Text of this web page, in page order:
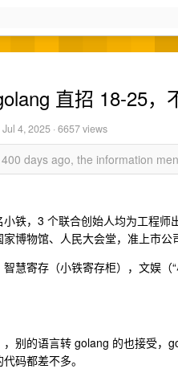
直招 18-25，
Jul 4, 2025 · 6657 views
days ago, the information
铁，3 个联合创始人均为工程
博物馆、人民大会堂，准上市公
慧寄存（小铁寄存柜），文娱
别的语言转 golang 的也接受，
码都差不多。